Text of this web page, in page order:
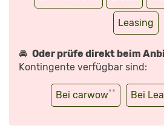
Leasing
🚘 Oder prüfe direkt beim
Kontingente verfügbar sind:
Bei carwow** Bei